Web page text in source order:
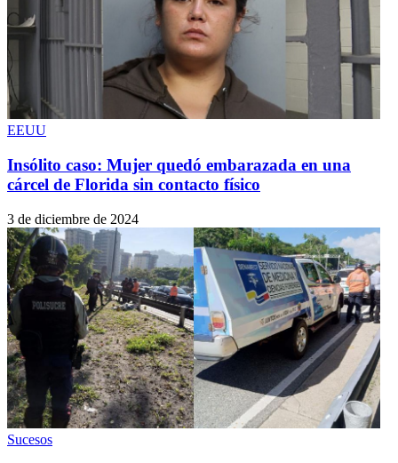
EEUU
Insólito caso: Mujer quedó embarazada en una
cárcel de Florida sin contacto físico
3 de diciembre de 2024
Sucesos